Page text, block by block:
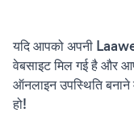
यदि आपको अपनी
वेबसाइट मिल गई है और
ऑनलाइन उपस्थिति बनाने
हो!